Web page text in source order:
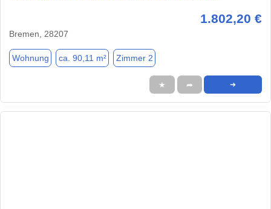
1.802,20 €
Bremen, 28207
Wohnung ca. 90,11 m² Zimmer 2
★ ➦ ➜